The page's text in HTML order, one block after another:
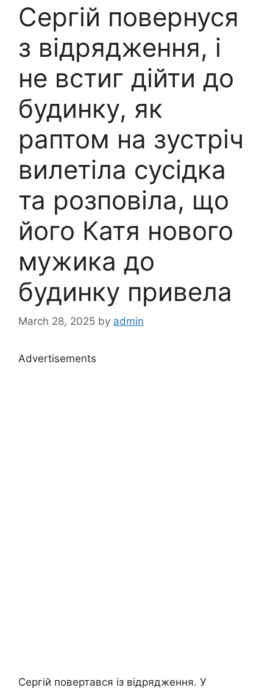
Сергій повернуся
з відрядження, і
не встиг дійти до
будинку, як
раптом на зустріч
вилетіла сусідка
та розповіла, що
його Катя нового
мужика до
будинку привела
March 28, 2025 by admin
Advertisements
Сергій повертався із відрядження. У